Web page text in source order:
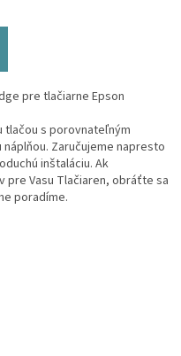
pre tlačiarne Epson
tlačou s porovnateľným
Zaručujeme napresto
inštaláciu. Ak
Vasu Tlačiaren, obráťte sa
poradíme.